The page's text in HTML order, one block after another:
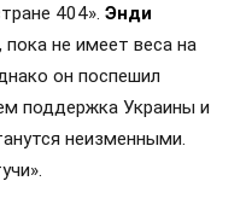
404». Энди
не имеет веса на
он поспешил
поддержка Украины и
неизменными.